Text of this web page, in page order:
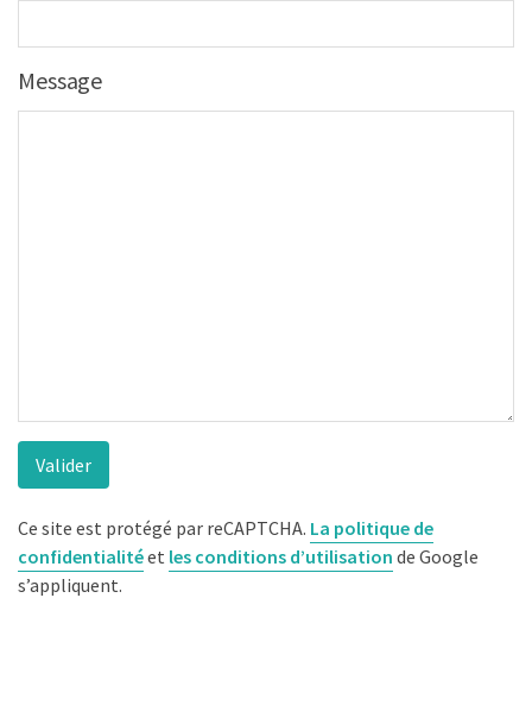
Message
Ce site est protégé par reCAPTCHA. La politique de
confidentialitéet les conditions d’utilisation de Google
s’appliquent.